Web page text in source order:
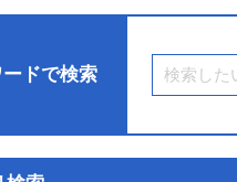
ドで検索